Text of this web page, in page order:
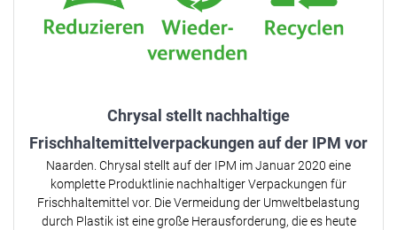
Chrysal stellt nachhaltige
Frischhaltemittelverpackungen auf der IPM vor
Naarden. Chrysal stellt auf der IPM im Januar 2020 eine
komplette Produktlinie nachhaltiger Verpackungen für
Frischhaltemittel vor. Die Vermeidung der Umweltbelastung
durch Plastik ist eine große Herausforderung, die es heute